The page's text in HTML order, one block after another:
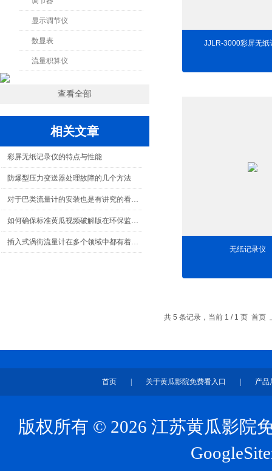
显示调节仪
数显表
流量积算仪
查看全部
相关文章
彩屏无纸记录仪的特点与性能
防爆型压力变送器处理故障的几个方法
对于巴类流量计的安装也是有讲究的看这里
如何确保标准黄瓜视频破解版在环保监测中的数据准确性？
插入式涡街流量计在多个领域中都有着广泛的应用
JJLR-3000彩屏无纸
无纸记录仪
共 5 条记录，当前 1 / 1 页 首
首页 关于黄瓜影院免费看入口 产品
版权所有 © 2026 江苏黄瓜影院